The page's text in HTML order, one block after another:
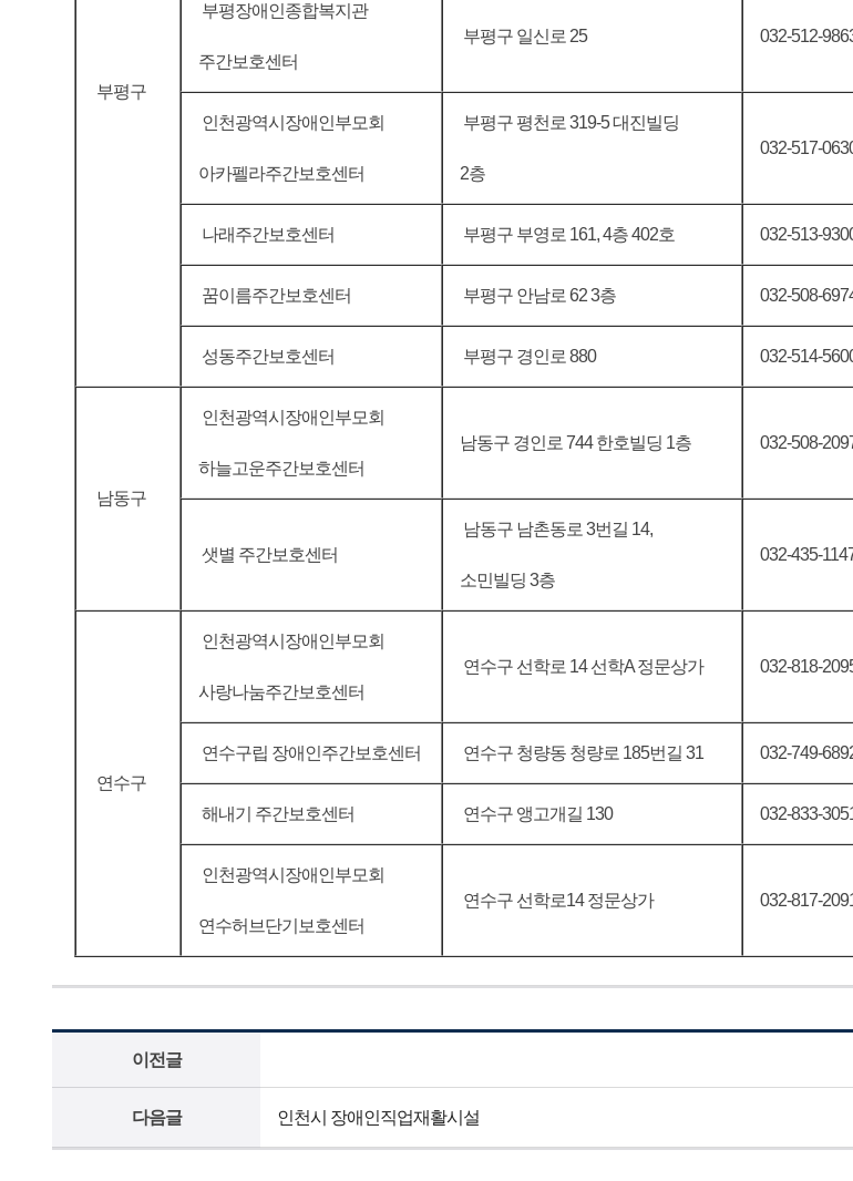
부평구
부평장애인종합복지관
주간보호센터
부평구 일신로 25 032-512-
인천광역시장애인부모회
아카펠라주간보호센터
부평구 평천로 319-5 대진빌딩
2층
032-517-
나래주간보호센터 부평구 부영로 161, 4층 402호 032-513-
꿈이름주간보호센터 부평구 안남로 62 3층 032-508-
성동주간보호센터 부평구 경인로 880 032-514-
남동구
인천광역시장애인부모회
하늘고운주간보호센터
남동구 경인로 744 한호빌딩 1층 032-508-
샛별 주간보호센터
남동구 남촌동로 3번길 14,
소민빌딩 3층
032-435-
연수구
인천광역시장애인부모회
사랑나눔주간보호센터
연수구 선학로 14 선학A 정문상가 032-818-
연수구립 장애인주간보호센터 연수구 청량동 청량로 185번길 31 032-749-
해내기 주간보호센터 연수구 앵고개길 130 032-833-
인천광역시장애인부모회
연수허브단기보호센터
연수구 선학로14 정문상가 032-817-
이전글
다음글 인천시 장애인직업재활시설